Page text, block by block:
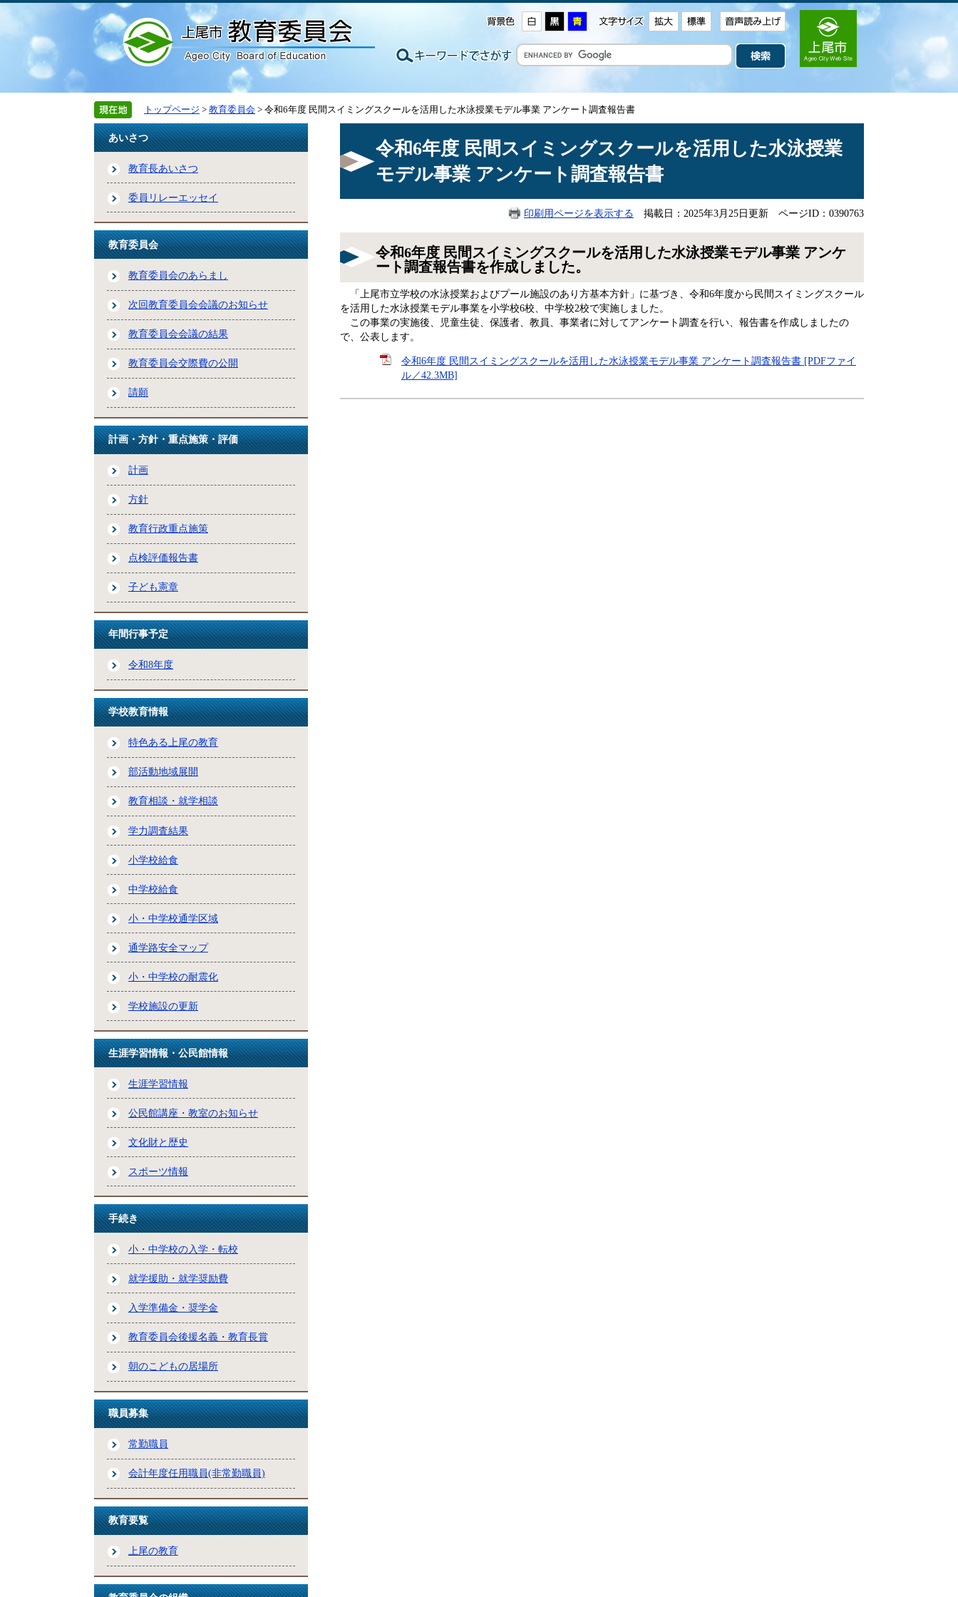
トップページ > 教育委員会 > 令和6年度 民間スイミングスクールを活用した水泳授業モデル事業 アンケート調査報告書
あいさつ
教育長あいさつ
委員リレーエッセイ
教育委員会
教育委員会のあらまし
次回教育委員会会議のお知らせ
教育委員会会議の結果
教育委員会交際費の公開
請願
計画・方針・重点施策・評価
計画
方針
教育行政重点施策
点検評価報告書
子ども憲章
年間行事予定
令和8年度
学校教育情報
特色ある上尾の教育
部活動地域展開
教育相談・就学相談
学力調査結果
小学校給食
中学校給食
小・中学校通学区域
通学路安全マップ
小・中学校の耐震化
学校施設の更新
生涯学習情報・公民館情報
生涯学習情報
公民館講座・教室のお知らせ
文化財と歴史
スポーツ情報
手続き
小・中学校の入学・転校
就学援助・就学奨励費
入学準備金・奨学金
教育委員会後援名義・教育長賞
朝のこどもの居場所
職員募集
常勤職員
会計年度任用職員(非常勤職員)
教育要覧
上尾の教育
令和6年度 民間スイミングスクールを活用した水泳授業
モデル事業 アンケート調査報告書
印刷用ページを表示する 掲載日：2025年3月25日更新 ページID：0390763
令和6年度 民間スイミングスクールを活用した水泳授業モデル事業 アンケ
ート調査報告書を作成しました。
「上尾市立学校の水泳授業およびプール施設のあり方基本方針」に基づき、令和6年度から民間スイミングスクール
を活用した水泳授業モデル事業を小学校6校、中学校2校で実施しました。
この事業の実施後、児童生徒、保護者、教員、事業者に対してアンケート調査を行い、報告書を作成しましたの
で、公表します。
令和6年度 民間スイミングスクールを活用した水泳授業モデル事業 アンケート調査報告書 [PDFファイ
ル／42.3MB]